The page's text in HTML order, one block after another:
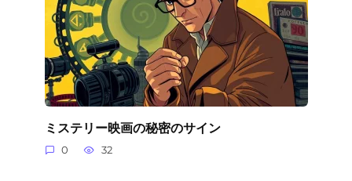
ミステリー映画の秘密のサイン
0 32